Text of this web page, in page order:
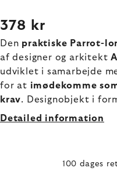
378 kr
Den praktiske Parrot-
af designer og arkitekt
udviklet i samarbejde
for at imødekomme
krav. Designobjekt i
Detailed information
100 dages